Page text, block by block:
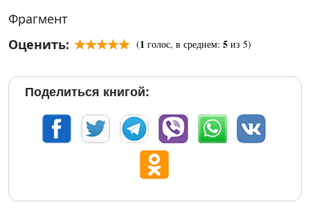
Фрагмент
Оценить:
(1 голос, в среднем: 5 из 5)
Поделиться книгой: